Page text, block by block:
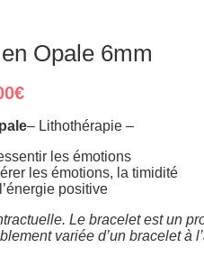
Opale 6mm
€Current
is:– Lithothérapie –
les émotions
les émotions, la timidité
positive
Le bracelet est un
variée d’un bracelet à